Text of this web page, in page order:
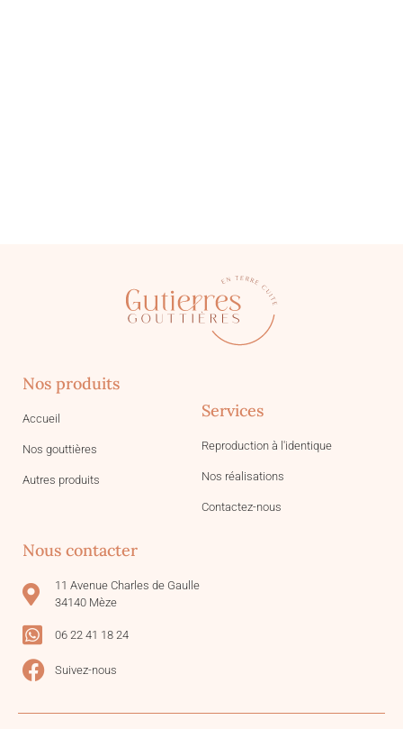
Nos produits
Accueil
Nos gouttières
Autres produits
Services
Reproduction à l'identique
Nos réalisations
Contactez-nous
Nous contacter
11 Avenue Charles de Gaulle
34140 Mèze
06 22 41 18 24
Suivez-nous